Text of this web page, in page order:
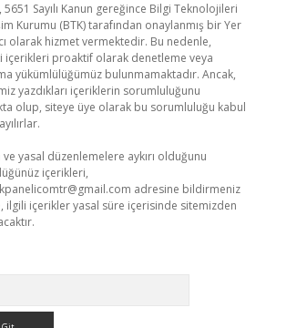
5651 Sayılı Kanun gereğince Bilgi Teknolojileri
Kurumu (BTK) tarafından onaylanmış bir Yer
olarak hizmet vermektedir. Bu nedenle,
içerikleri proaktif olarak denetleme veya
yükümlülüğümüz bulunmamaktadır. Ancak,
yazdıkları içeriklerin sorumluluğunu
olup, siteye üye olarak bu sorumluluğu kabul
ve yasal düzenlemelere aykırı olduğunu
içerikleri,
adresine bildirmeniz
ilgili içerikler yasal süre içerisinde sitemizden